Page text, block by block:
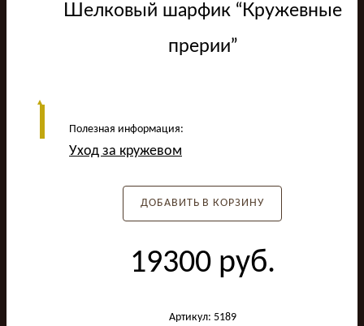
Шелковый шарфик “Кружевные
прерии”
Полезная информация:
Уход за кружевом
ДОБАВИТЬ В КОРЗИНУ
19300руб.
Артикул: 5189